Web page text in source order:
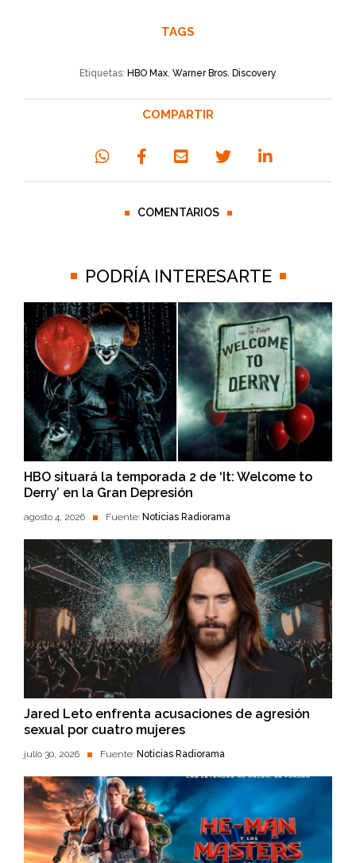
TAGS
Etiquetas: HBO Max, Warner Bros. Discovery
COMPARTIR
COMENTARIOS
PODRÍA INTERESARTE
HBO situará la temporada 2 de ‘It: Welcome to
Derry’ en la Gran Depresión
agosto 4, 2026 Fuente: Noticias Radiorama
Jared Leto enfrenta acusaciones de agresión
sexual por cuatro mujeres
julio 30, 2026 Fuente: Noticias Radiorama